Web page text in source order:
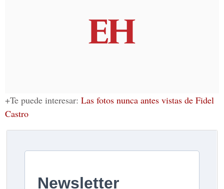
+Te puede interesar: Las fotos nunca antes vistas de Fidel
Castro